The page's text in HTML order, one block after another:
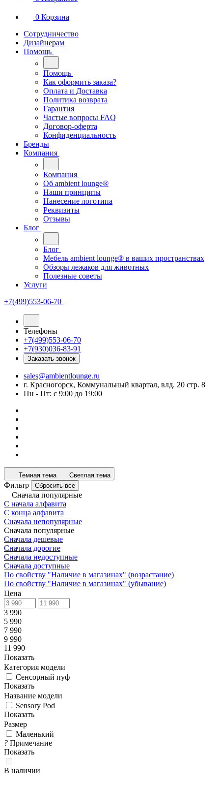
0 Корзина
Сотрудничество
Дизайнерам
Помощь
Помощь
Как оформить заказа?
Оплата и Доставка
Политика возврата
Гарантия
Частые вопросы FAQ
Договор-оферта
Конфиденциальность
Бренды
Компания
Компания
Oб ambient lounge®
Наши принципы
Нанесение логотипа
Реквизиты
Отзывы
Блог
Блог
Мебель ambient lounge® в ваших пространствах
Обзоры лежаков для животных
Полезные советы
Услуги
+7(499)553-06-70
Телефоны
+7(499)553-06-70
+7(930)036-83-91
Заказать звонок
sales@ambientlounge.ru
г. Красногорск, Коммунальный квартал, влд. 20 стр. 8
Пн - Пт: с 9:00 до 19:00
Темная тема Светлая тема
Фильтр Сбросить все
Сначала популярные
С начала алфавита
С конца алфавита
Сначала непопулярные
Сначала популярные
Сначала дешевые
Сначала дорогие
Сначала недоступные
Сначала доступные
По свойству "Наличие в магазинах" (возрастание)
По свойству "Наличие в магазинах" (убывание)
Цена
3 990
5 990
7 990
9 990
11 990
Показать
Категория модели
Сенсорный пуф
Показать
Название модели
Sensory Pod
Показать
Размер
Маленький
? Примечание
Показать
В наличии